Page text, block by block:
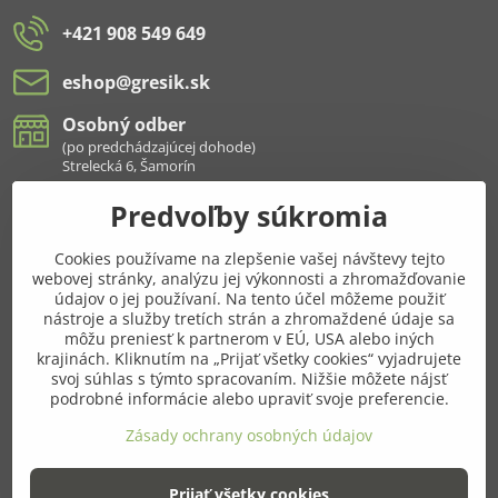
+421 908 549 649
eshop​@gresik​.sk
Osobný odber
(po predchádzajúcej dohode)
Strelecká 6, Šamorín
Všetko k nákupu
Pridajte sa k nám aj na sieťach
Facebook Instagram
Najnavštevovanejšie kategórie
Ďalšie kategórie
Predvoľby súkromia
Cookies používame na zlepšenie vašej návštevy tejto
webovej stránky, analýzu jej výkonnosti a zhromažďovanie
údajov o jej používaní. Na tento účel môžeme použiť
nástroje a služby tretích strán a zhromaždené údaje sa
môžu preniesť k partnerom v EÚ, USA alebo iných
krajinách. Kliknutím na „Prijať všetky cookies“ vyjadrujete
svoj súhlas s týmto spracovaním. Nižšie môžete nájsť
podrobné informácie alebo upraviť svoje preferencie.
Zásady ochrany osobných údajov